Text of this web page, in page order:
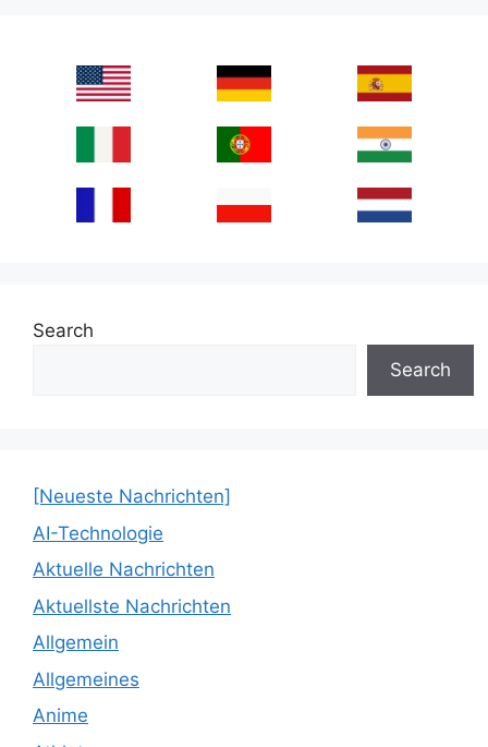
Search
Search
[Neueste Nachrichten]
AI-Technologie
Aktuelle Nachrichten
Aktuellste Nachrichten
Allgemein
Allgemeines
Anime